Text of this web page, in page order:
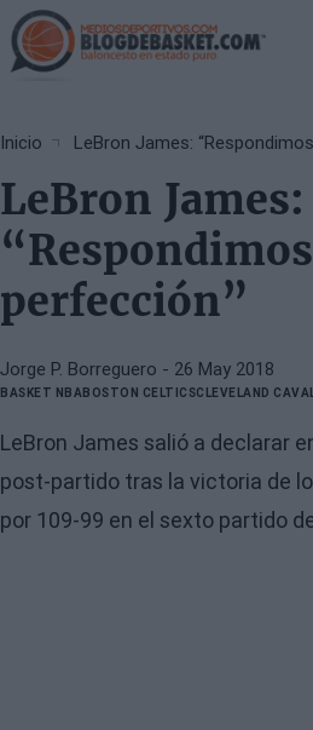
Skip
to
main
Breadcrumb
Inicio LeBron James:
LeBron James:
perfección”
Jorge P. Borreguero - 26 May 2018
BASKET NBABOSTON CELTICSCLEVELAND
LeBron James salió a declarar
post-partido tras la victoria de
por 109-99 en el sexto partido